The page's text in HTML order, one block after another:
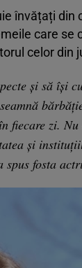
învățați din
care
celor din
și să își
fiecare zi.
și
fosta